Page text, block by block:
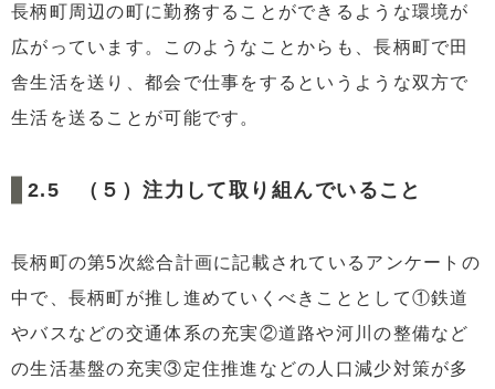
長柄町周辺の町に勤務することができるような環境が
広がっています。このようなことからも、長柄町で田
舎生活を送り、都会で仕事をするというような双方で
生活を送ることが可能です。
（５）注力して取り組んでいること
長柄町の第5次総合計画に記載されているアンケートの
中で、長柄町が推し進めていくべきこととして①鉄道
やバスなどの交通体系の充実②道路や河川の整備など
の生活基盤の充実③定住推進などの人口減少対策が多